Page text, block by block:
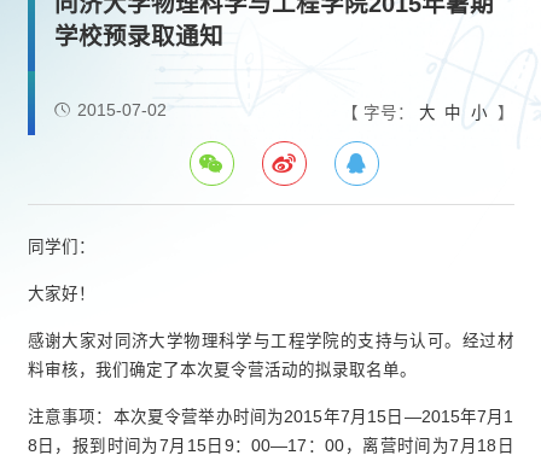
学校预录取通知
2015-07-02 【 字号： 大 中 小 】
同学们：
大家好！
感谢大家对同济大学物理科学与工程学院的支持与认可。经过材
料审核，我们确定了本次夏令营活动的拟录取名单。
注意事项：本次夏令营举办时间为2015年7月15日—2015年7月1
8日，报到时间为7月15日9：00—17：00，离营时间为7月18日